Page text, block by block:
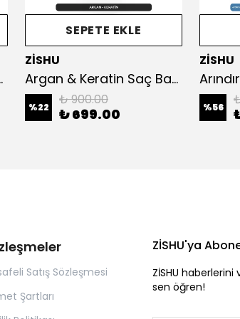
ve Vücut 20 ml
SEPETE EKLE
ZİSHU
Argan & Keratin Saç Bakım Yağı 125 ml
%22 ₺ 900.00
₺ 699.00
ZİSHU
%56
Satış Sözleşmesi
Şartları
ZİSHU'ya
ZİSHU
sen öğren!